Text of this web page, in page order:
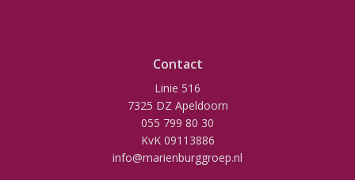
Contact
Linie 516
7325 DZ Apeldoorn
055 799 80 30
KvK 09113886
info@marienburggroep.nl